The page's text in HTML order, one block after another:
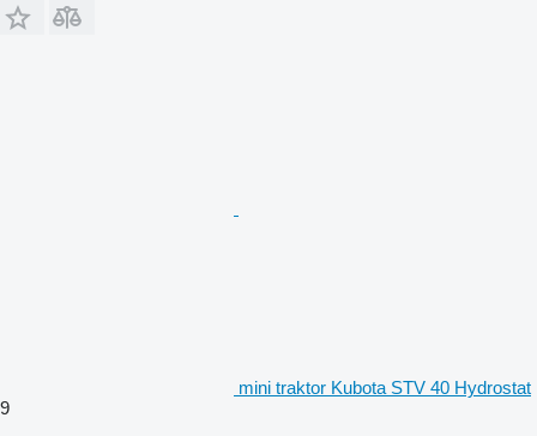
mini traktor Kubota STV 40 Hydrostat
9